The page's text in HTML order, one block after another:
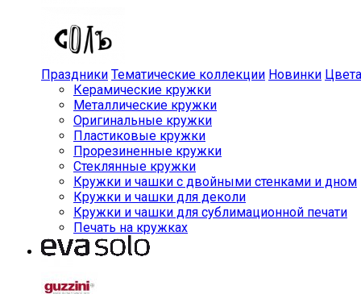
Праздники Тематические коллекции Новинки Цвета
Керамические кружки
Металлические кружки
Оригинальные кружки
Пластиковые кружки
Прорезиненные кружки
Стеклянные кружки
Кружки и чашки с двойными стенками и дном
Кружки и чашки для деколи
Кружки и чашки для сублимационной печати
Печать на кружках